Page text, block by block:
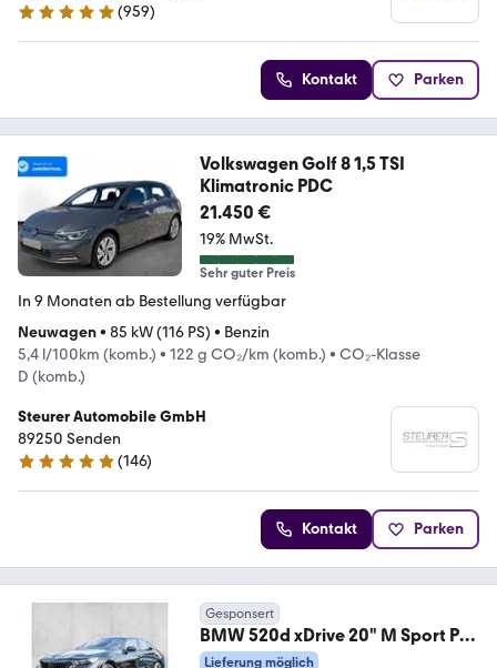
4.9 Sterne
(959)
Kontakt Parken
Volkswagen Golf 8 1,5 TSI
Klimatronic PDC
21.450 €
19% MwSt.
Sehr guter Preis
In 9 Monaten ab Bestellung verfügbar
Neuwagen• 85 kW (116 PS) • Benzin
5,4 l/100km (komb.) • 122 g CO₂/km (komb.) • CO₂-Klasse
D (komb.)
Steurer Automobile GmbH
89250 Senden
4.8 Sterne
(146)
Kontakt Parken
Gesponsert
BMW 520d xDrive 20" M Sport Pro
AHK 360° DA Prof.
Lieferung möglich